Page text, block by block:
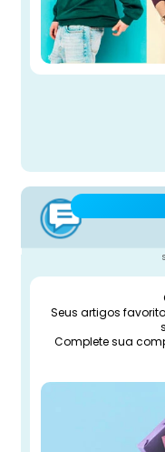
Seus artigos
Complete sua